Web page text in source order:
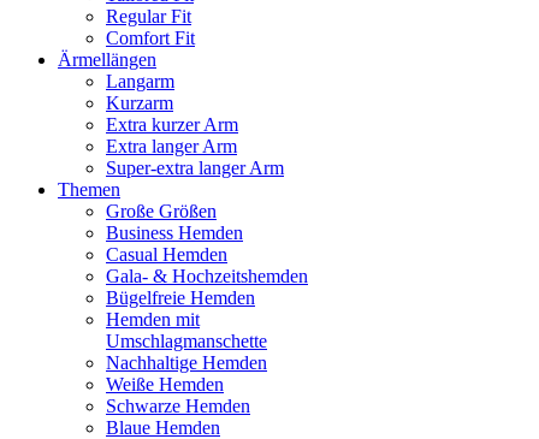
Regular Fit
Comfort Fit
Ärmellängen
Langarm
Kurzarm
Extra kurzer Arm
Extra langer Arm
Super-extra langer Arm
Themen
Große Größen
Business Hemden
Casual Hemden
Gala- & Hochzeitshemden
Bügelfreie Hemden
Hemden mit
Umschlagmanschette
Nachhaltige Hemden
Weiße Hemden
Schwarze Hemden
Blaue Hemden